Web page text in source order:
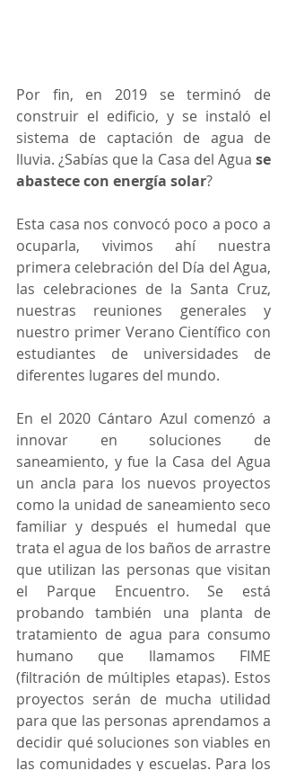
Por fin, en 2019 se terminó de
construir el edificio, y se instaló el
sistema de captación de agua de
lluvia. ¿Sabías que la Casa del Agua se
abastece con energía solar?
Esta casa nos convocó poco a poco a
ocuparla, vivimos ahí nuestra
primera celebración del Día del Agua,
las celebraciones de la Santa Cruz,
nuestras reuniones generales y
nuestro primer Verano Científico con
estudiantes de universidades de
diferentes lugares del mundo.
En el 2020 Cántaro Azul comenzó a
innovar en soluciones de
saneamiento, y fue la Casa del Agua
un ancla para los nuevos proyectos
como la unidad de saneamiento seco
familiar y después el humedal que
trata el agua de los baños de arrastre
que utilizan las personas que visitan
el Parque Encuentro. Se está
probando también una planta de
tratamiento de agua para consumo
humano que llamamos FIME
(filtración de múltiples etapas). Estos
proyectos serán de mucha utilidad
para que las personas aprendamos a
decidir qué soluciones son viables en
las comunidades y escuelas. Para los